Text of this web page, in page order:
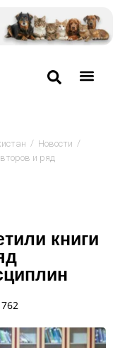
/ Новости /
и ряд
книги
762